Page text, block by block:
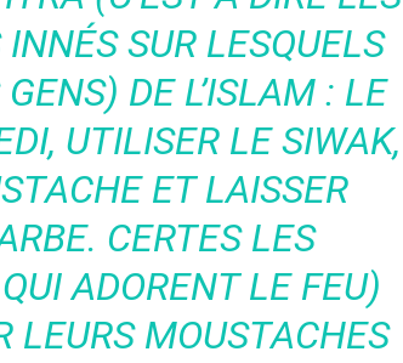
SUR LESQUELS
DE L’ISLAM : LE
UTILISER LE SIWAK,
ET LAISSER
CERTES LES
ADORENT LE FEU)
LEURS MOUSTACHES